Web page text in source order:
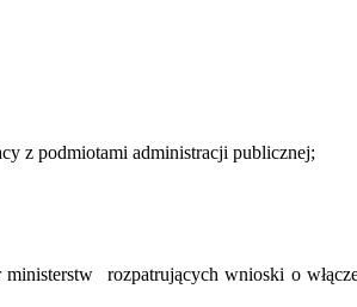
z podmiotami administracji publicznej;
rozpatrujących wnioski o